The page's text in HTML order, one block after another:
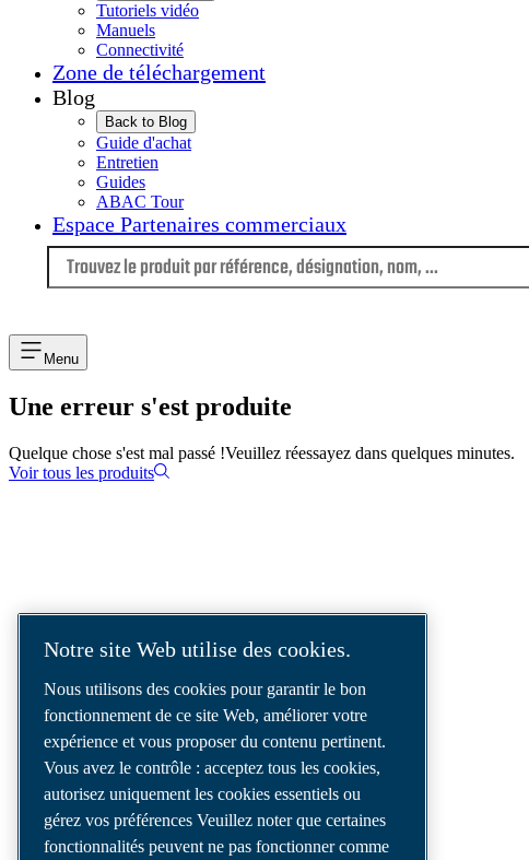
Tutoriels vidéo
Manuels
Connectivité
Zone de téléchargement
Blog
Back to Blog
Guide d'achat
Entretien
Guides
ABAC Tour
Espace Partenaires commerciaux
Menu
Une erreur s'est produite
Quelque chose s'est mal passé !Veuillez réessayez dans quelques minutes.
Voir tous les produits
Nous sommes un leader des solutions d’air
comprimé, offrant les meilleurs
compresseurs, outils et systèmes de
distribution d’air pour répondre à vos besoins
les plus exigeants.
Notre site Web utilise des cookies.
Nous utilisons des cookies pour garantir le bon
fonctionnement de ce site Web, améliorer votre
expérience et vous proposer du contenu pertinent.
Vous avez le contrôle : acceptez tous les cookies,
autorisez uniquement les cookies essentiels ou
gérez vos préférences Veuillez noter que certaines
fonctionnalités peuvent ne pas fonctionner comme